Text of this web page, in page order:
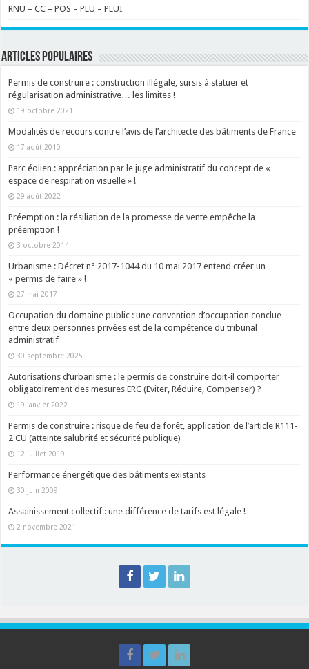
RNU – CC – POS – PLU – PLUI
ARTICLES POPULAIRES
Permis de construire : construction illégale, sursis à statuer et
régularisation administrative… les limites !
19 octobre 2021
Modalités de recours contre l’avis de l’architecte des bâtiments de France
17 août 2010
Parc éolien : appréciation par le juge administratif du concept de «
espace de respiration visuelle » !
29 août 2022
Préemption : la résiliation de la promesse de vente empêche la
préemption !
3 octobre 2014
Urbanisme : Décret n° 2017-1044 du 10 mai 2017 entend créer un
« permis de faire » !
27 mai 2017
Occupation du domaine public : une convention d’occupation conclue
entre deux personnes privées est de la compétence du tribunal
administratif
30 septembre 2025
Autorisations d’urbanisme : le permis de construire doit-il comporter
obligatoirement des mesures ERC (Eviter, Réduire, Compenser) ?
19 janvier 2022
Permis de construire : risque de feu de forêt, application de l’article R111-
2 CU (atteinte salubrité et sécurité publique)
12 juillet 2019
Performance énergétique des bâtiments existants
30 juin 2009
Assainissement collectif : une différence de tarifs est légale !
2 novembre 2021